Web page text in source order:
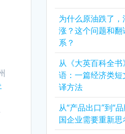
为什么原油跌了
涨？这个问题和翻
系？
从《大英百科全
语：一篇经济类短
译方法
从“产品出口”到“
国企业需要重新思